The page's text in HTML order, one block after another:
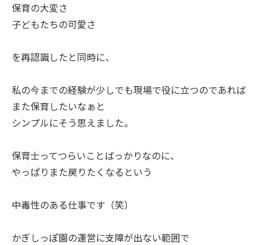
保育の大変さ
子どもたちの可愛さ
を再認識したと同時に、
私の今までの経験が少しでも現場で役に立つのであれば
また保育したいなぁと
シンプルにそう思えました。
保育士ってつらいことばっかりなのに、
やっぱりまた戻りたくなるという
中毒性のある仕事です（笑）
かぎしっぽ園の運営に支障が出ない範囲で